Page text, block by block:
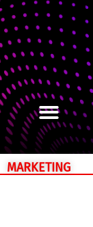
MARKETING